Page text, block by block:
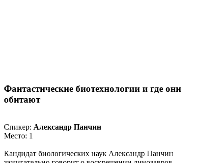
Фантастические биотехнологии и где они
обитают
Спикер: Александр Панчин
Место: 1
Кандидат биологических наук Александр Панчин